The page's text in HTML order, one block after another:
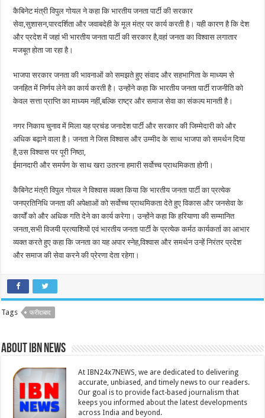
कैबिनेट मंत्री विपुल गोयल ने कहा कि भारतीय जनता पार्टी की सरकार
सेवा,सुशासन,पारदर्शिता और जवाबदेही के मूल मंत्र पर कार्य करती है। यही कारण है कि देश
और प्रदेश में जहां भी भारतीय जनता पार्टी की सरकार है,वहां जनता का विश्वास लगातार
मजबूत होता जा रहा है।
भाजपा सरकार जनता की भावनाओं को समझते हुए संवाद और सहभागिता के माध्यम से
जनहित में निर्णय लेने का कार्य करती है। उन्होंने कहा कि भारतीय जनता पार्टी राजनीति को
केवल सत्ता प्राप्ति का माध्यम नहीं,बल्कि राष्ट्र और समाज सेवा का संकल्प मानती है।
नगर निकाय चुनाव में मिला यह प्रचंड जनादेश पार्टी और सरकार की जिम्मेदारी को और
अधिक बढ़ाने वाला है। जनता ने जिस विश्वास और उम्मीद के साथ भाजपा को समर्थन दिया
है,उस विश्वास पर पूरी निष्ठा,
ईमानदारी और समर्पण के साथ खरा उतरना हमारी सर्वोच्च प्राथमिकता होगी।
कैबिनेट मंत्री विपुल गोयल ने विश्वास व्यक्त किया कि भारतीय जनता पार्टी का प्रत्येक
जनप्रतिनिधि जनता की अपेक्षाओं को सर्वोच्च प्राथमिकता देते हुए विकास और जनसेवा के
कार्यों को और अधिक गति देने का कार्य करेगा। उन्होंने कहा कि हरियाणा की सम्मानित
जनता,सभी विजयी प्रत्याशियों एवं भारतीय जनता पार्टी के प्रत्येक कर्मठ कार्यकर्ता का आभार
व्यक्त करते हुए कहा कि जनता का यह अपार स्नेह,विश्वास और समर्थन उन्हें निरंतर प्रदेश
और समाज की सेवा करने की प्रेरणा देता रहेगा।
Tags फरीदाबाद
About IBN NEWS
At IBN24x7NEWS, we are dedicated to delivering
accurate, unbiased, and timely news to our readers.
Our goal is to provide fact-based journalism that
keeps you informed about the latest developments
across India and beyond.